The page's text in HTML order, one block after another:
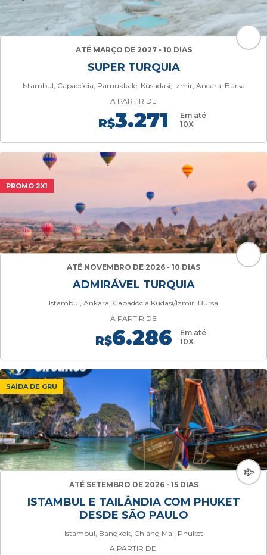
ATÉ MARÇO DE 2027 - 10 DIAS
SUPER TURQUIA
Istambul, Capadócia, Pamukkale, Kusadasi, Izmir, Ancara, Bursa
A PARTIR DE
R$3.271
Em até
10X
PROMO 2X1
ATÉ NOVEMBRO DE 2026 - 10 DIAS
ADMIRÁVEL TURQUIA
Istambul, Ankara, Capadócia Kudasi/Izmir, Bursa
A PARTIR DE
R$6.286
Em até
10X
SAÍDA DE GRU
ATÉ SETEMBRO DE 2026 - 15 DIAS
ISTAMBUL E TAILÂNDIA COM PHUKET
DESDE SÃO PAULO
Istambul, Bangkok, Chiang Mai, Phuket
A PARTIR DE